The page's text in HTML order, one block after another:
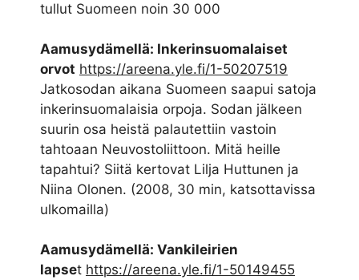
tullut Suomeen noin 30 000
Aamusydämellä: Inkerinsuomalaiset
orvot https://areena.yle.fi/1-50207519
Jatkosodan aikana Suomeen saapui satoja
inkerinsuomalaisia orpoja. Sodan jälkeen
suurin osa heistä palautettiin vastoin
tahtoaan Neuvostoliittoon. Mitä heille
tapahtui? Siitä kertovat Lilja Huttunen ja
Niina Olonen. (2008, 30 min, katsottavissa
ulkomailla)
Aamusydämellä: Vankileirien
lapset https://areena.yle.fi/1-50149455